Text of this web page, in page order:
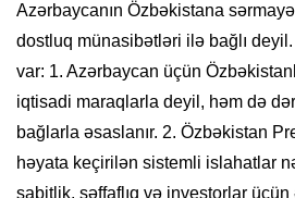
Azərbaycanın Özbəkistana sərmayə
dostluq münasibətləri ilə bağlı
var: 1. Azərbaycan üçün
iqtisadi maraqlarla deyil, həm də
bağlarla əsaslanır. 2. Özbəkistan
həyata keçirilən sistemli islahatlar
sabitlik, şəffaflıq və investorlar